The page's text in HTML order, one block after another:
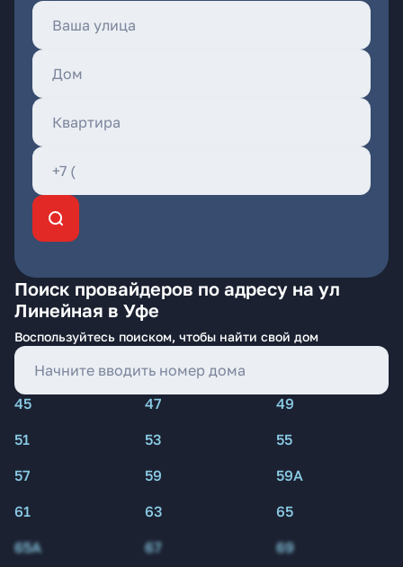
Поиск провайдеров по адресу на ул
Линейная в Уфе
Воспользуйтесь поиском, чтобы найти свой дом
45 47
49
51
53
55
57
59
59А
61
63
65
65А
67 69